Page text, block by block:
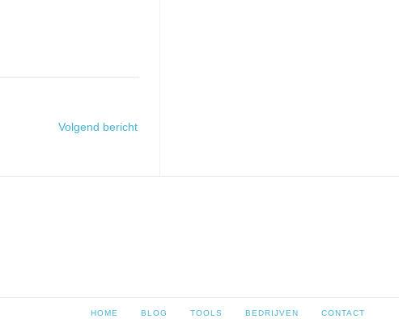
Volgend bericht
HOME BLOG TOOLS BEDRIJVEN CONTACT